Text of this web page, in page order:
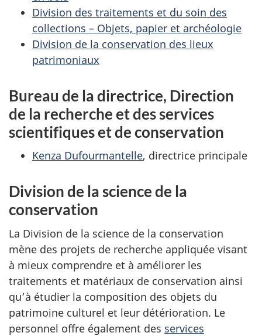
Division des traitements et du soin des
collections – Objets, papier et archéologie
Division de la conservation des lieux
patrimoniaux
Bureau de la directrice, Direction
de la recherche et des services
scientifiques et de conservation
Kenza Dufourmantelle, directrice principale
Division de la science de la
conservation
La Division de la science de la conservation
mène des projets de recherche appliquée visant
à mieux comprendre et à améliorer les
traitements et matériaux de conservation ainsi
qu’à étudier la composition des objets du
patrimoine culturel et leur détérioration. Le
personnel offre également des services